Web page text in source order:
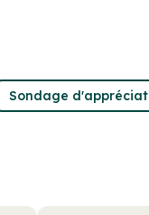
Sondage